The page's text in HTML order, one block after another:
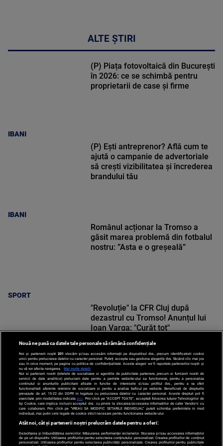
ALTE ȘTIRI
IBANI
(P) Piața fotovoltaică din București
în 2026: ce se schimbă pentru
proprietarii de case și firme
IBANI
(P) Ești antreprenor? Află cum te
ajută o campanie de advertoriale
să crești vizibilitatea și încrederea
brandului tău
SPORT
Românul acționar la Tromso a
găsit marea problemă din fotbalul
nostru: ”Asta e o greșeală”
SPORT
"Revoluție" la CFR Cluj după
dezastrul cu Tromso! Anunțul lui
Ioan Varga: "Curăț tot"
Nouă ne pasă ca datele tale personale să rămână confidențiale
Noi și partenerii noștri 201 stocăm și/sau accesăm informații pe dispozitivul dvs., precum identificatorii cookie
unici pentru prelucrarea datelor cu caracter personal. Puteți accepta sau gestiona alegerile dvs. făcând clic mai jos
sau în orice moment, pe pagina cu politica de confidențialitate. Aceste alegeri vor fi raportate partenerilor noștri și
nu vă vor afecta navigarea.
Mai multe detalii
Noi si partenerii nostri (retelele de socializare si agentiile de publicitate partenere, precum si furnizorii nostri de
servicii de date analitice) prelucram date pentru a permite website-ului sa functioneze, pentru a personaliza
continutul si anunturile publicitare afisate in functie de interesele si/sau profilul dvs., pentru a va oferi
functionalitati aferente retelelor de socializare si pentru a analiza traficul pe website. Beneficiati de drepturile
prevazute de art. 15-22 din GDPR in legatura cu prelucrarea datelor cu caracter personal. Aceste drepturi pot fi
exercitate prin modalitatea indicataaici . Prin click pe “ACCEPT TOATE”, acceptati folosirea tuturor Tehnologiilor de
tip Cookie, care implica inclusiv acceptul dvs. cu privire la stocarea/accesarea informatiilor de catre Vendor-ii cu
care colaboram. Prin click pe “VREAU SA MODIFIC SETARILE INDIVIDUAL” puteti schimba preferintele in mod
individual, mai putin cele legate de cookie strict necesare pentru functionarea website-ului.
Atât noi, cât și partenerii noștri prelucrăm datele pentru a oferi:
Dezvoltarea și îmbunătățirea serviciilor. Măsurarea performanței reclamelor. Stocarea și/sau accesarea informațiilor
de pe un dispozitiv. Utilizarea profilurilor pentru selectarea conținutului personalizat. Crearea profilurilor de conținut
personalizat. Utilizarea profilurilor pentru selectarea publicității personalizate. Crearea profilurilor pentru publicitate